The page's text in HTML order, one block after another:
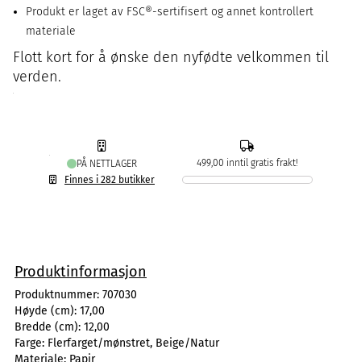
Produkt er laget av FSC®-sertifisert og annet kontrollert
materiale
Flott kort for å ønske den nyfødte velkommen til
verden.
PÅ NETTLAGER
Finnes i 282 butikker
499,00 inntil gratis frakt!
Produktinformasjon
Produktnummer: 707030
Høyde (cm): 17,00
Bredde (cm): 12,00
Farge: Flerfarget/mønstret, Beige/Natur
Materiale: Papir